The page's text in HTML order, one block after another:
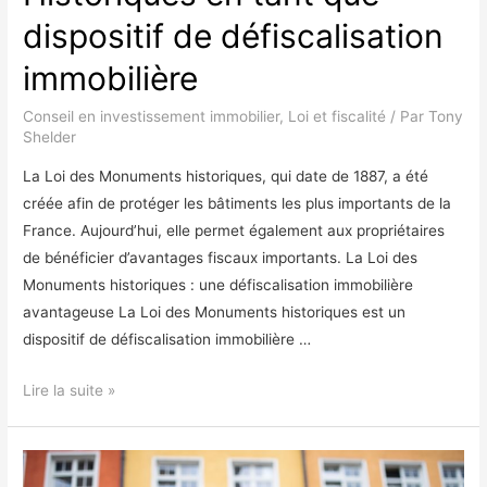
dispositif de défiscalisation
immobilière
Conseil en investissement immobilier, Loi et fiscalité / ParTony
Shelder
La Loi des Monuments historiques, qui date de 1887, a été
créée afin de protéger les bâtiments les plus importants de la
France. Aujourd’hui, elle permet également aux propriétaires
de bénéficier d’avantages fiscaux importants. La Loi des
Monuments historiques : une défiscalisation immobilière
avantageuse La Loi des Monuments historiques est un
dispositif de défiscalisation immobilière …
La
Monuments
Lire la suite »